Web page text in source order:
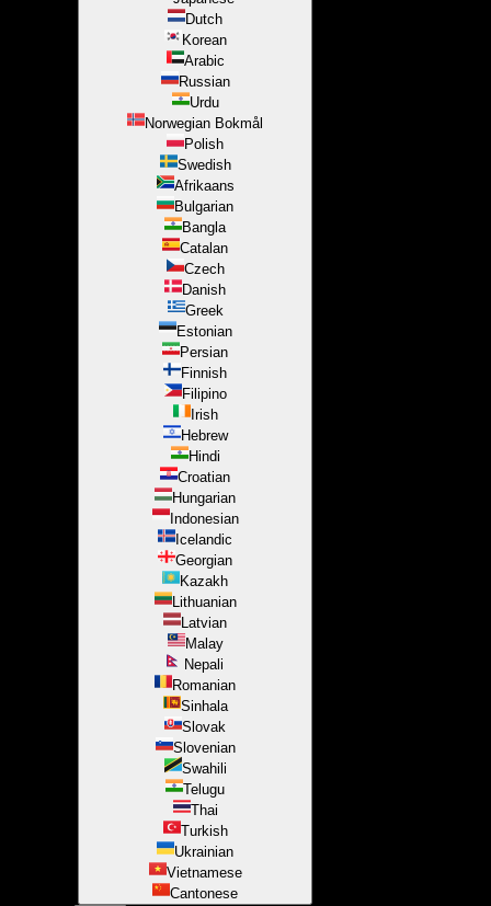
Dutch
Korean
Arabic
Russian
Urdu
Norwegian Bokmål
Polish
Swedish
Afrikaans
Bulgarian
Bangla
Catalan
Czech
Danish
Greek
Estonian
Persian
Finnish
Filipino
Irish
Hebrew
Hindi
Croatian
Hungarian
Indonesian
Icelandic
Georgian
Kazakh
Lithuanian
Latvian
Malay
Nepali
Romanian
Sinhala
Slovak
Slovenian
Swahili
Telugu
Thai
Turkish
Ukrainian
Vietnamese
Cantonese